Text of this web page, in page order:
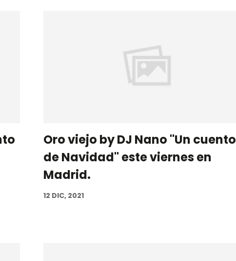
Oro viejo by DJ Nano "Un cuento
de Navidad" este viernes en
Madrid.
12 DIC, 2021